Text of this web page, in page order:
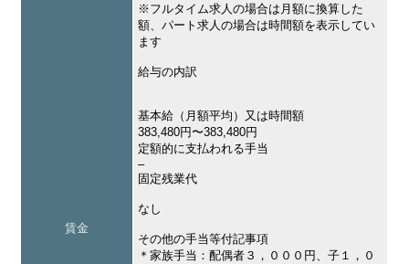
賃金
※フルタイム求人の場合は月額に換算した
額、パート求人の場合は時間額を表示してい
ます
給与の内訳
基本給（月額平均）又は時間額
383,480円〜383,480円
定額的に支払われる手当
–
固定残業代
なし
その他の手当等付記事項
＊家族手当：配偶者３，０００円、子１，０